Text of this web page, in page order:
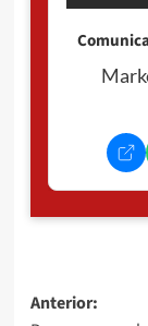
Anterior: